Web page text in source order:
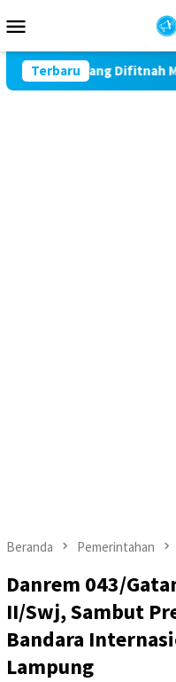
ke
Mobile
Terbaru
Yang Difitnah
Beranda Pemerintahan
Danrem 043/
II/Swj, Sambut
Bandara
Lampung